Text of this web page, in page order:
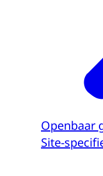
Openbaar
Site-